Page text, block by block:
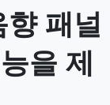
패널
을 제